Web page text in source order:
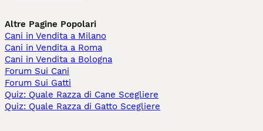
Altre Pagine Popolari
Cani in Vendita a Milano
Cani in Vendita a Roma
Cani in Vendita a Bologna
Forum Sui Cani
Forum Sui Gatti
Quiz: Quale Razza di Cane Scegliere
Quiz: Quale Razza di Gatto Scegliere